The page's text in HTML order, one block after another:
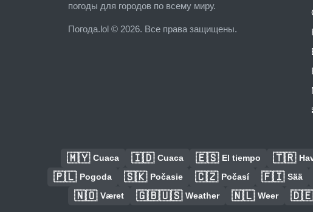
погоды для городов по всему миру.
Погода.lol © 2026. Все права защищены.
🇲🇾 Cuaca 🇮🇩 Cuaca 🇪🇸 El tiempo 🇹🇷
🇵🇱 Pogoda 🇸🇰 Počasie 🇨🇿 Počasí 🇫🇮 Sää
🇳🇴 Været 🇬🇧🇺🇸 Weather 🇳🇱 Weer 🇩🇪